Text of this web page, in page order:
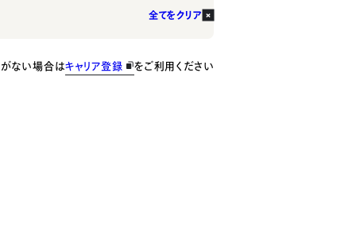
全てをクリア
ない場合はキャリア登録 をご利用ください